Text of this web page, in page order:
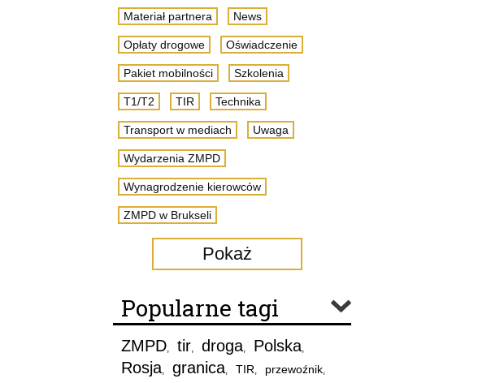
Materiał partnera News
Opłaty drogowe Oświadczenie
Pakiet mobilności Szkolenia
T1/T2 TIR Technika
Transport w mediach Uwaga
Wydarzenia ZMPD
Wynagrodzenie kierowców
ZMPD w Brukseli
Pokaż
Popularne tagi
ZMPD, tir, droga, Polska,
Rosja, granica, TIR, przewoźnik,